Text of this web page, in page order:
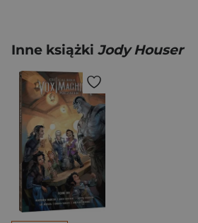
Inne książki Jody Houser